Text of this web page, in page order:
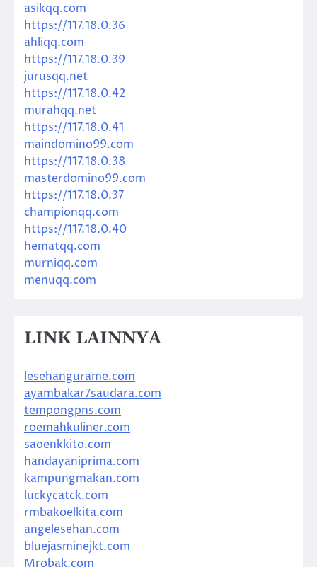
asikqq.com
https://117.18.0.36
ahliqq.com
https://117.18.0.39
jurusqq.net
https://117.18.0.42
murahqq.net
https://117.18.0.41
maindomino99.com
https://117.18.0.38
masterdomino99.com
https://117.18.0.37
championqq.com
https://117.18.0.40
hematqq.com
murniqq.com
menuqq.com
LINK LAINNYA
lesehangurame.com
ayambakar7saudara.com
tempongpns.com
roemahkuliner.com
saoenkkito.com
handayaniprima.com
kampungmakan.com
luckycatck.com
rmbakoelkita.com
angelesehan.com
bluejasminejkt.com
Mrobak.com